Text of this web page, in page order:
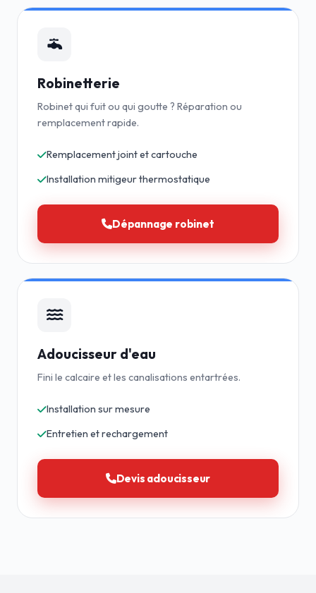
Robinetterie
Robinet qui fuit ou qui goutte ? Réparation ou
remplacement rapide.
Remplacement joint et cartouche
Installation mitigeur thermostatique
Dépannage robinet
Adoucisseur d'eau
Fini le calcaire et les canalisations entartrées.
Installation sur mesure
Entretien et rechargement
Devis adoucisseur